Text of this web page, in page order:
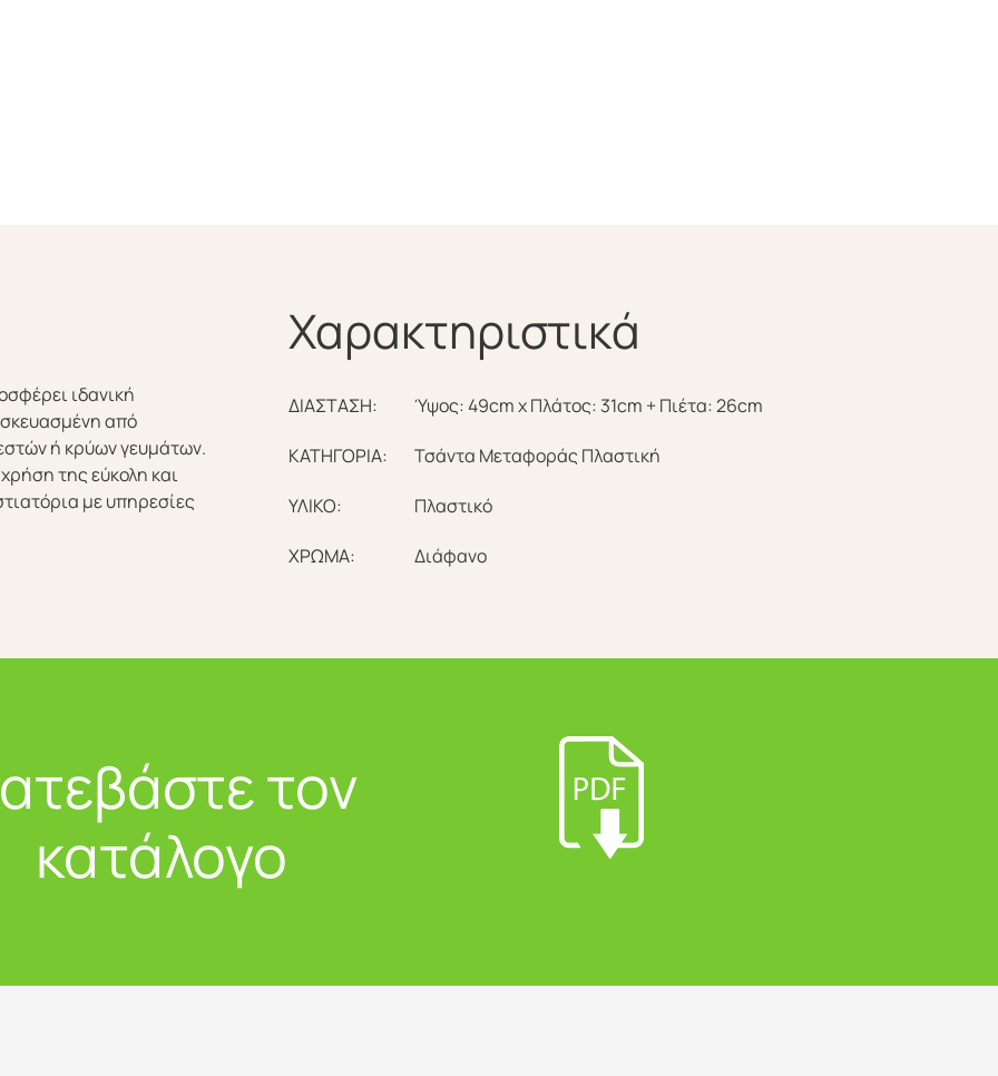
ιδανική
από
ή κρύων γευμάτων.
της εύκολη και
με υπηρεσίες
Χαρακτηριστικά
ΔΙΑΣΤΑΣΗ: Ύψος: 49cm x Πλάτος: 31cm + Πιέτα: 26cm
ΚΑΤΗΓΟΡΙΑ: Τσάντα Μεταφοράς Πλαστική
ΥΛΙΚΟ: Πλαστικό
ΧΡΩΜΑ: Διάφανο
τον
κατάλογο